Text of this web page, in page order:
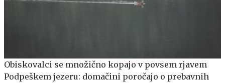
Obiskovalci se množično kopajo v povsem rjavem
Podpeškem jezeru: domačini poročajo o prebavnih